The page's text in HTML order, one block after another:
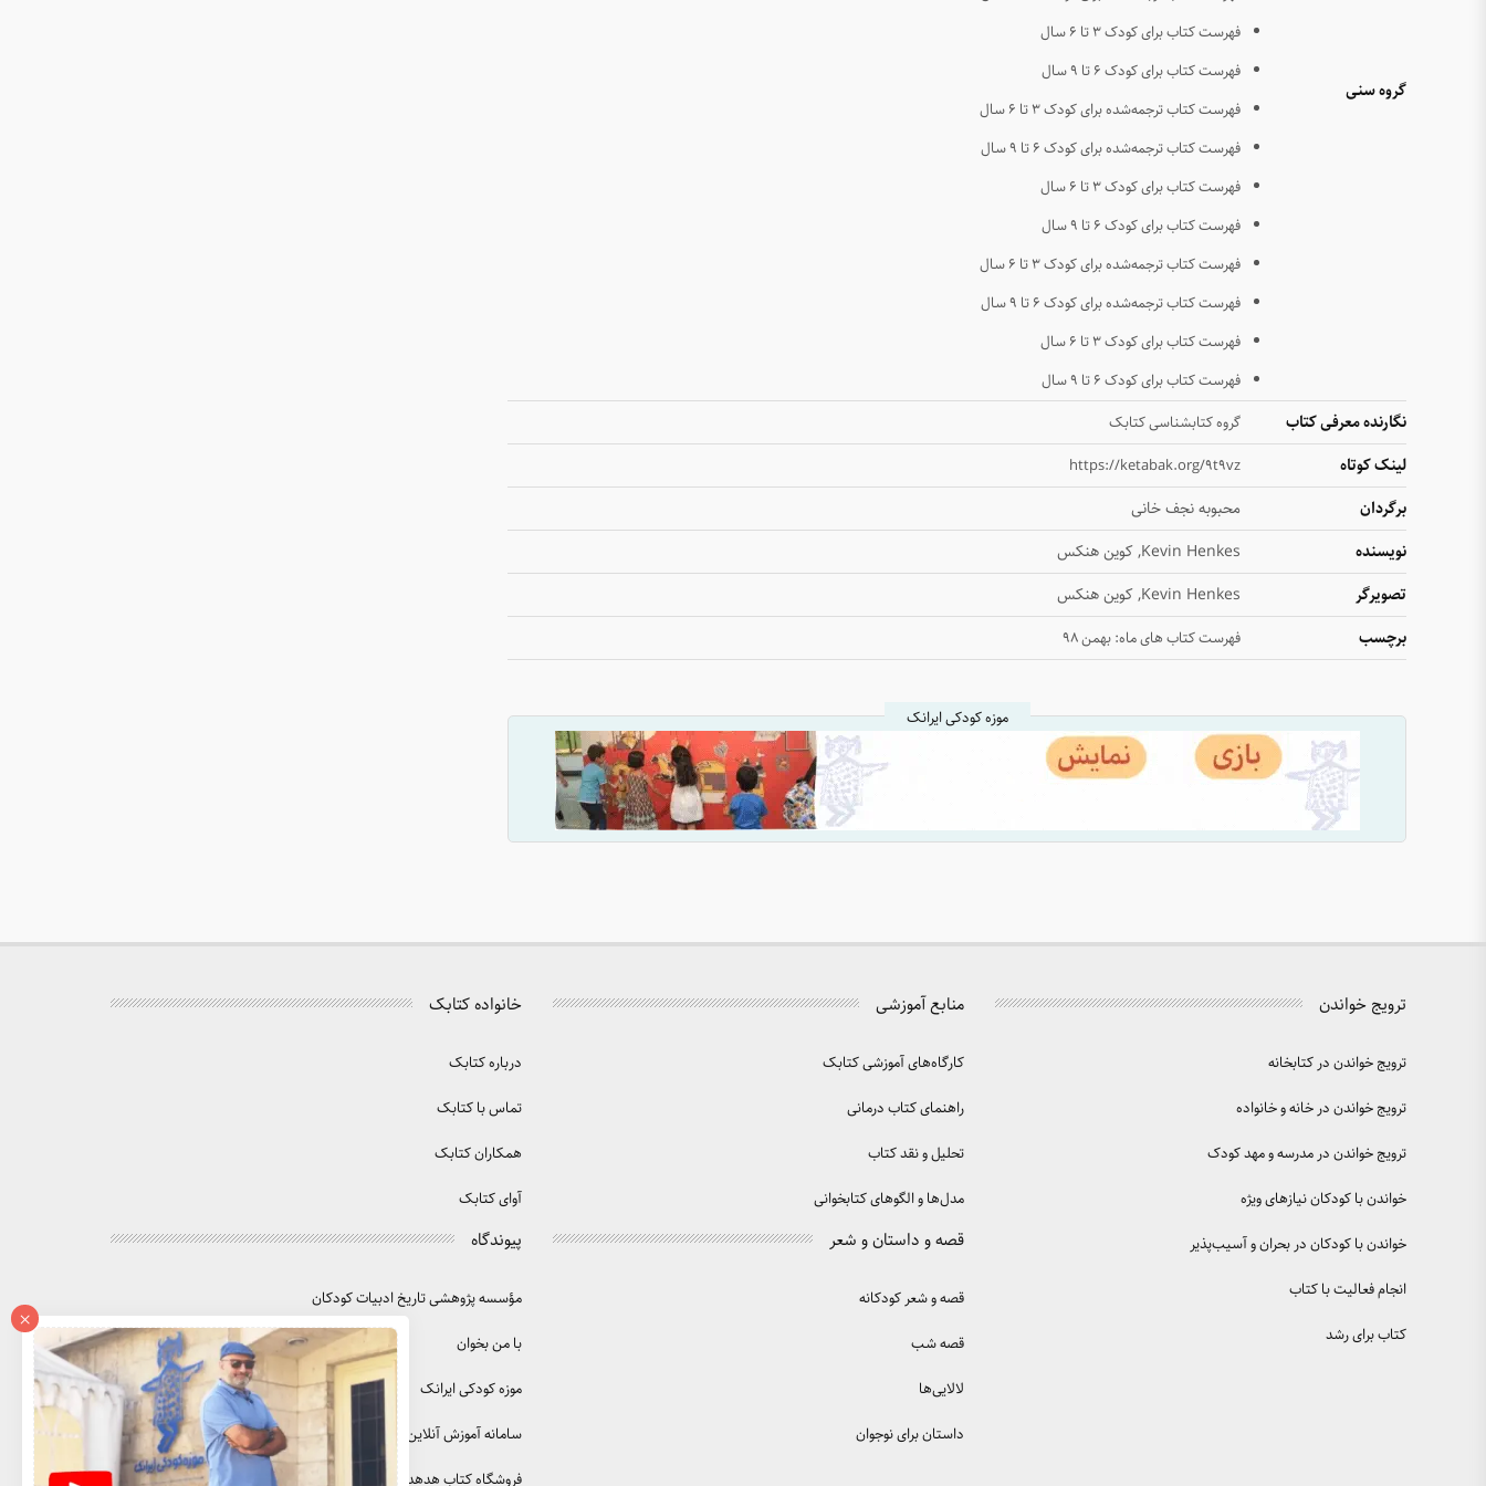
گروه سنی
فهرست کتاب برای کودک ۳ تا ۶ سال
فهرست کتاب برای کودک ۶ تا ۹ سال
فهرست کتاب ترجمه‌شده برای کودک ۳ تا ۶ سال
فهرست کتاب ترجمه‌شده برای کودک ۶ تا ۹ سال
فهرست کتاب برای کودک ۳ تا ۶ سال
فهرست کتاب برای کودک ۶ تا ۹ سال
فهرست کتاب ترجمه‌شده برای کودک ۳ تا ۶ سال
فهرست کتاب ترجمه‌شده برای کودک ۶ تا ۹ سال
فهرست کتاب برای کودک ۳ تا ۶ سال
فهرست کتاب برای کودک ۶ تا ۹ سال
نگارنده معرفی کتاب گروه کتابشناسی کتابک
لینک کوتاه https://ketabak.org/9t9vz
برگردان
محبوبه نجف خانی
نویسنده
Kevin Henkes, کوین هنکس
تصویرگر
Kevin Henkes, کوین هنکس
برچسب
فهرست کتاب های ماه: بهمن ۹۸
موزه کودکی ایرانک
×
ترویج خواندن
ترویج خواندن در کتابخانه
ترویج خواندن در خانه و خانواده
ترویج خواندن در مدرسه و مهد کودک
خواندن با کودکان نیازهای ویژه
خواندن با کودکان در بحران و آسیب‌پذیر
انجام فعالیت با کتاب
کتاب برای رشد
منابع آموزشی
کارگاه‌های آموزشی کتابک
راهنمای کتاب درمانی
تحلیل و نقد کتاب
مدل‌ها و الگوهای کتابخوانی
قصه و داستان و شعر
قصه و شعر کودکانه
قصه شب
لالایی‌ها
داستان برای نوجوان
خانواده کتابک
درباره کتابک
تماس با کتابک
همکاران کتابک
آوای کتابک
پیوندگاه
مؤسسه پژوهشی تاریخ ادبیات کودکان
با من بخوان
موزه کودکی ایرانک
سامانه آموزش آنلاین آموزک
فروشگاه کتاب هدهد